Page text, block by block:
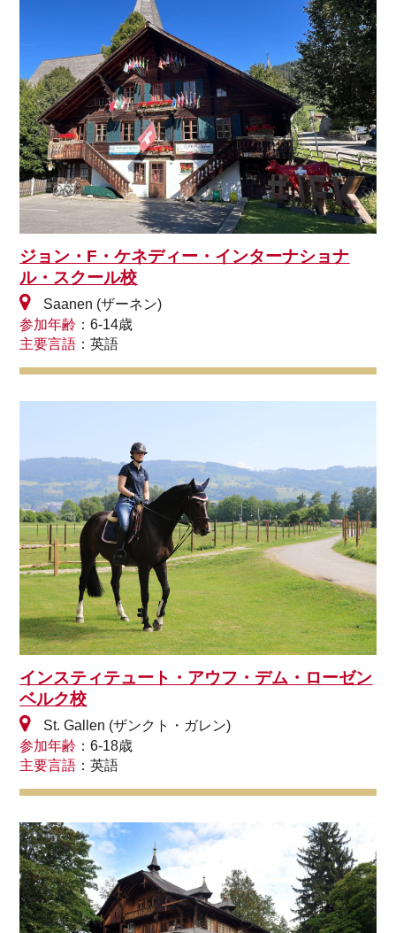
ジョン・F・ケネディー・インターナショナ
ル・スクール校
Saanen (ザーネン)
参加年齢 ：6-14歳
主要言語 ：英語
インスティテュート・アウフ・デム・ローゼン
ベルク校
St. Gallen (ザンクト・ガレン)
参加年齢 ：6-18歳
主要言語 ：英語